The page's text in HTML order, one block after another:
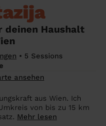
deinen Haushalt
• 5 Sessions
ansehen
aus Wien. Ich
von bis zu 15 km
Mehr lesen
Was du
Österreich:
Alles